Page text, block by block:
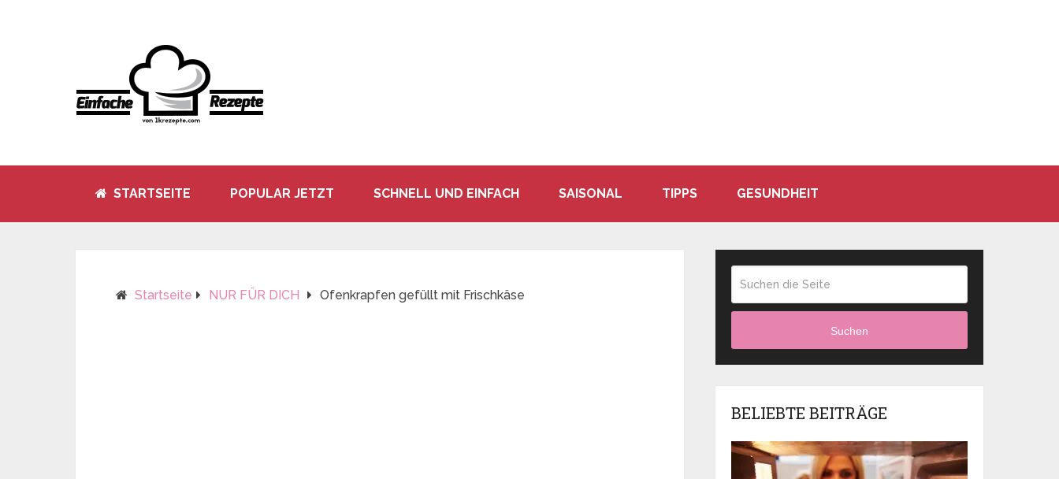
STARTSEITE POPULAR JETZT SCHNELL UND EINFACH SAISONAL TIPPS GESUNDHEIT
Startseite NUR FÜR DICH Ofenkrapfen gefüllt mit Frischkäse
Suchen
BELIEBTE BEITRÄGE